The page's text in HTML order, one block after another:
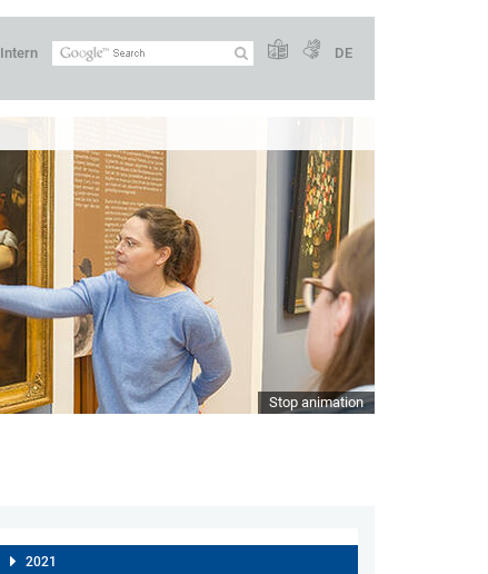
Intern DE
Stop animation
2021